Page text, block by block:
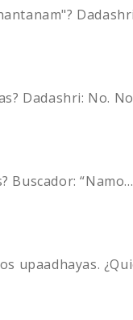
Dadashri: No.
Buscador: “Namo...
upaadhayas.